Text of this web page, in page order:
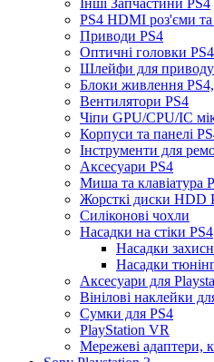
PS4 HDMI роз'єми
Приводи PS4
Оптичні головки PS4
Шлейфи для приводу
Блоки живлення
Вентилятори PS4
Чіпи GPU/CPU/IC
Корпуси та панелі
Інструменти для
Аксесуари PS4
Миша та клавіатура
Жорсткі диски HDD
Силіконові чохли
Насадки на стіки PS4
Насадки
Насадки
Аксесуари для
Вінілові наклейки
Сумки для PS4
PlayStation VR
Мережеві адаптери,